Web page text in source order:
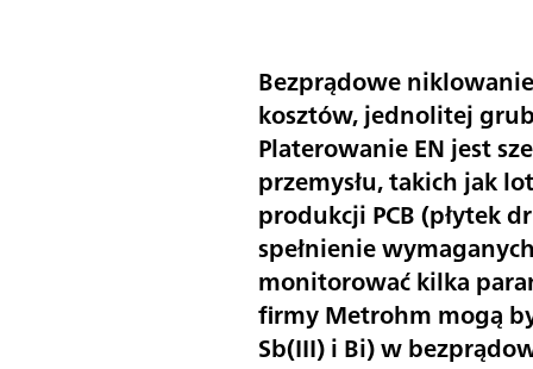
Bezprądowe
kosztów, jednolitej
Platerowanie EN jest
przemysłu, takich jak
produkcji PCB (płytek
spełnienie
monitorować kilka
firmy Metrohm mogą
Sb(III) i Bi) w